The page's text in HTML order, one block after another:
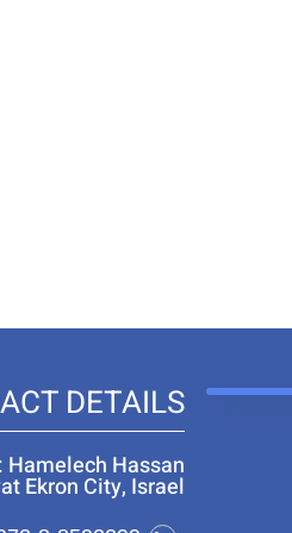
DETAILS
Hamelech Hassan
Ekron City, Israel